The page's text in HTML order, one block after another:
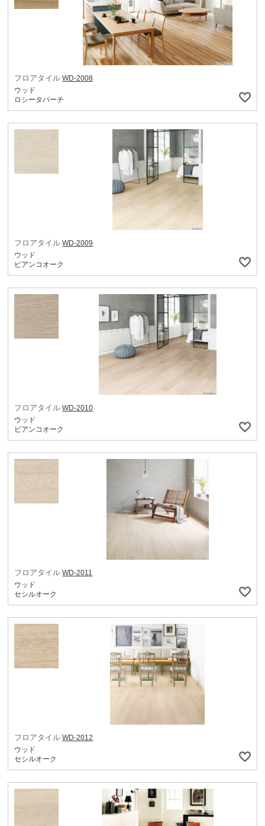
フロアタイル WD-2008
ウッド
ロシータバーチ
フロアタイル WD-2009
ウッド
ビアンコオーク
フロアタイル WD-2010
ウッド
ビアンコオーク
フロアタイル WD-2011
ウッド
セシルオーク
フロアタイル WD-2012
ウッド
セシルオーク